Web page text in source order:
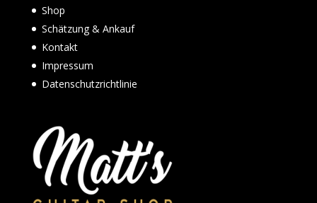
Shop
Schätzung & Ankauf
Kontakt
Impressum
Datenschutzrichtlinie